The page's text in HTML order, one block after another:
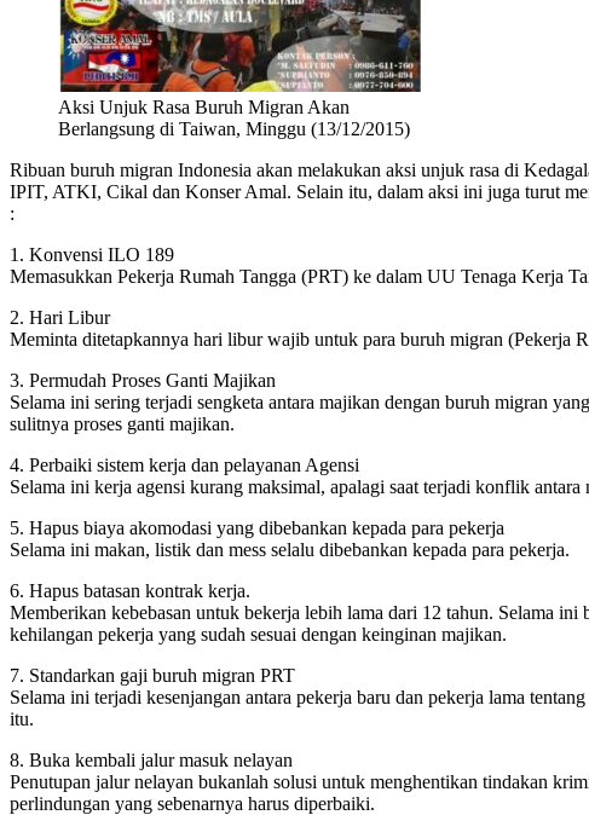
Aksi Unjuk Rasa Buruh Migran Akan
Berlangsung di Taiwan, Minggu (13/12/2015)
Ribuan buruh migran Indonesia akan melakukan aksi unjuk rasa di
IPIT, ATKI, Cikal dan Konser Amal. Selain itu, dalam aksi ini juga turut
:
1. Konvensi ILO 189
Memasukkan Pekerja Rumah Tangga (PRT) ke dalam UU Tenaga Kerja
2. Hari Libur
Meminta ditetapkannya hari libur wajib untuk para buruh migran (Pekerja
3. Permudah Proses Ganti Majikan
Selama ini sering terjadi sengketa antara majikan dengan buruh migran
sulitnya proses ganti majikan.
4. Perbaiki sistem kerja dan pelayanan Agensi
Selama ini kerja agensi kurang maksimal, apalagi saat terjadi konflik
5. Hapus biaya akomodasi yang dibebankan kepada para pekerja
Selama ini makan, listik dan mess selalu dibebankan kepada para pekerja.
6. Hapus batasan kontrak kerja.
Memberikan kebebasan untuk bekerja lebih lama dari 12 tahun. Selama ini
kehilangan pekerja yang sudah sesuai dengan keinginan majikan.
7. Standarkan gaji buruh migran PRT
Selama ini terjadi kesenjangan antara pekerja baru dan pekerja lama
itu.
8. Buka kembali jalur masuk nelayan
Penutupan jalur nelayan bukanlah solusi untuk menghentikan tindakan
perlindungan yang sebenarnya harus diperbaiki.